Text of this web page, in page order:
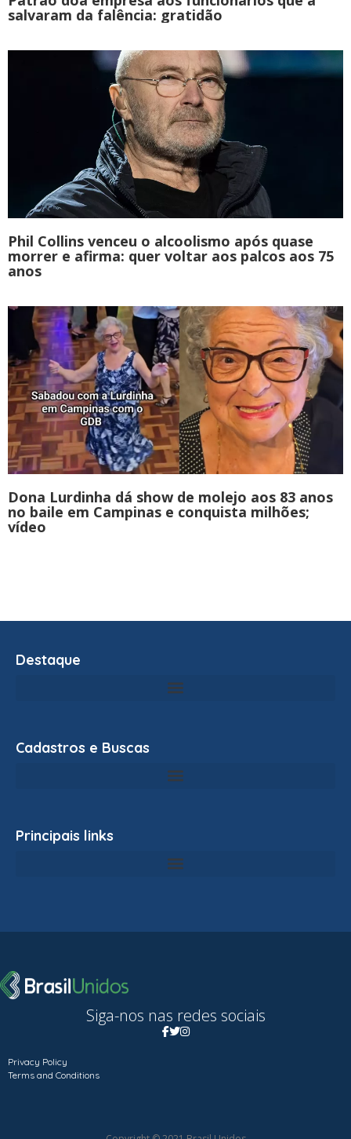
salvaram da falência: gratidão
Phil Collins venceu o alcoolismo após quase
morrer e afirma: quer voltar aos palcos aos 75
anos
Dona Lurdinha dá show de molejo aos 83 anos
no baile em Campinas e conquista milhões;
vídeo
Destaque
Cadastros e Buscas
Principais links
Siga-nos nas redes sociais
Privacy Policy
Terms and Conditions